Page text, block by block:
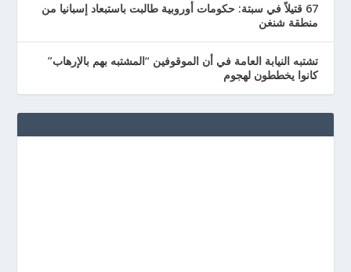
67 قتيلاً في سبتة: حكومات أوروبية طالبت باستبعاد إسبانيا من
منطقة شنغن
تشتبه النيابة العامة في أن الموقوفين “المشتبه بهم بالإرهاب”
كانوا يخططون لهجوم